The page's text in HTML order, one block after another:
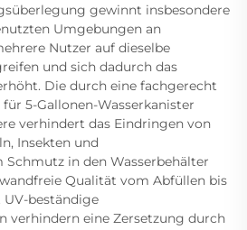
gewinnt insbesondere
Umgebungen an
Nutzer auf dieselbe
und sich dadurch das
Die durch eine fachgerecht
5-Gallonen-Wasserkanister
verhindert das Eindringen von
Insekten und
in den Wasserbehälter
Qualität vom Abfüllen bis
UV-beständige
verhindern eine Zersetzung durch